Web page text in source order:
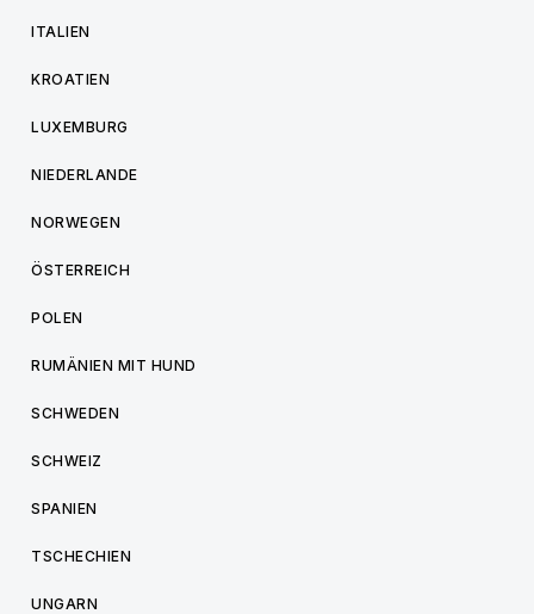
ITALIEN
KROATIEN
LUXEMBURG
NIEDERLANDE
NORWEGEN
ÖSTERREICH
POLEN
RUMÄNIEN MIT HUND
SCHWEDEN
SCHWEIZ
SPANIEN
TSCHECHIEN
UNGARN